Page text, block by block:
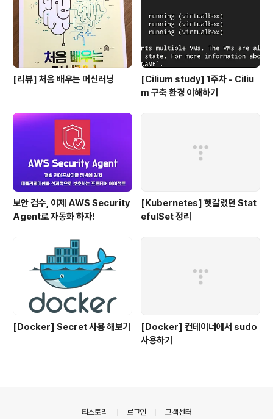
[리뷰] 처음 배우는 머신러닝
[Cilium study] 1주차 - Ciliu
m 구축 환경 이해하기
보안 검수, 이제 AWS Security
Agent로 자동화 하자!
[Kubernetes] 헷갈렸던 Stat
efulSet 정리
[Docker] Secret 사용 해보기
[Docker] 컨테이너에서 sudo
사용하기
티스토리 로그인 고객센터